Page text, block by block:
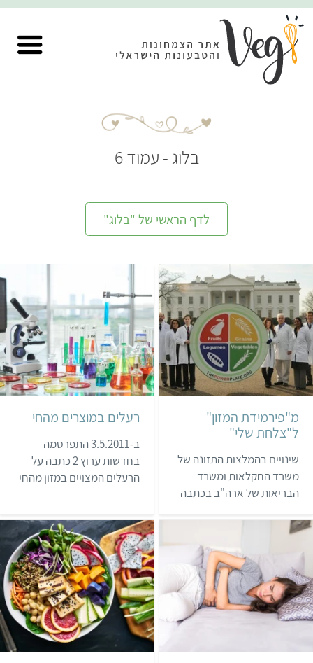
בלוג - עמוד 6
לדף הראשי של "בלוג"
מ"פירמידת המזון"
ל"צלחת שלי"
שינויים בהמלצות התזונה של
משרד החקלאות ומשרד
הבריאות של ארה"ב בכתבה
חודשים סקרנו תביעה שהגיש
ארגון "רופאים למען רפואה
אחראית" (PCRM) לשינוי
המלצות התזונה של משרד
הבריאות ומשרד החקלאות
האמריקאי, באופן שייתן יותר
רעלים במוצרים מהחי
ב-3.5.2011 התפרסמה
בחדשות ערוץ 2 כתבה על
הרעלים המצויים במזון מהחי
אנו מביאים סקירה של
הדו"ח, הכוללת גם ממצאים
חמורים שחמקו מהחשיפה
בכתבת הטלוויזיה.